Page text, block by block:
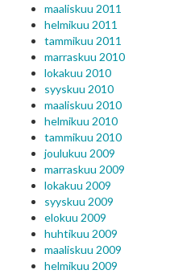
maaliskuu 2011
helmikuu 2011
tammikuu 2011
marraskuu 2010
lokakuu 2010
syyskuu 2010
maaliskuu 2010
helmikuu 2010
tammikuu 2010
joulukuu 2009
marraskuu 2009
lokakuu 2009
syyskuu 2009
elokuu 2009
huhtikuu 2009
maaliskuu 2009
helmikuu 2009